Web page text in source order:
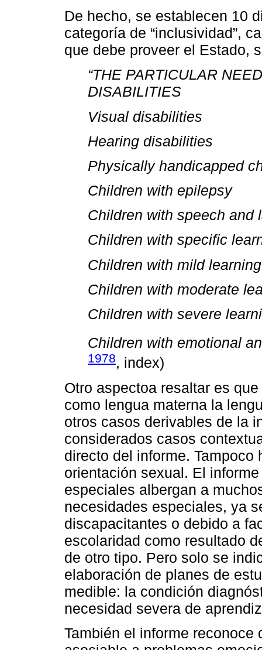
De hecho, se establecen 10
categoría de “inclusividad”,
que debe proveer el Estado,
“THE PARTICULAR
DISABILITIES
Visual disabilities
Hearing disabilities
Physically handicapped
Children with epilepsy
Children with speech and
Children with specific
Children with mild
Children with moderate
Children with severe
Children with emotional
1978, index)
Otro aspectoa resaltar es
como lengua materna la
otros casos derivables de la
considerados casos
directo del informe.
orientación sexual. El
especiales albergan a
necesidades especiales, ya
discapacitantes o debido a
escolaridad como resultado
de otro tipo. Pero solo se
elaboración de planes de
medible: la condición
necesidad severa de
También el informe